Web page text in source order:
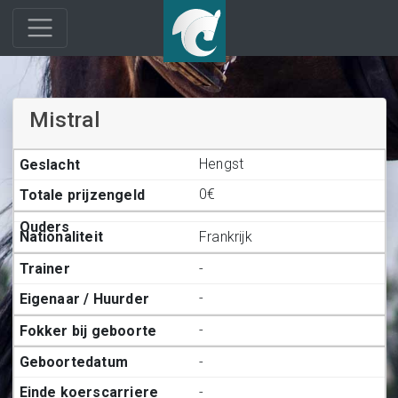
Mistral
Hengst
0€
Frankrijk
-
-
-
-
-